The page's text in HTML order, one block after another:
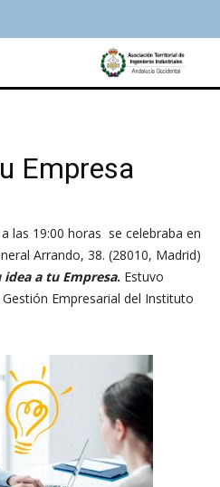
Empresa
las 19:00 horas se celebraba en
Arrando, 38. (28010, Madrid)
idea a tu Empresa. Estuvo
Empresarial del Instituto